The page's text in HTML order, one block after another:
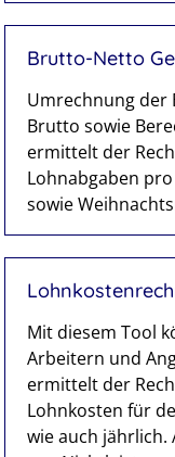
Brutto-Netto
Umrechnung der
Brutto sowie
ermittelt der
Lohnabgaben
sowie
Mit diesem Tool
Arbeitern und
ermittelt der
Lohnkosten für
wie auch